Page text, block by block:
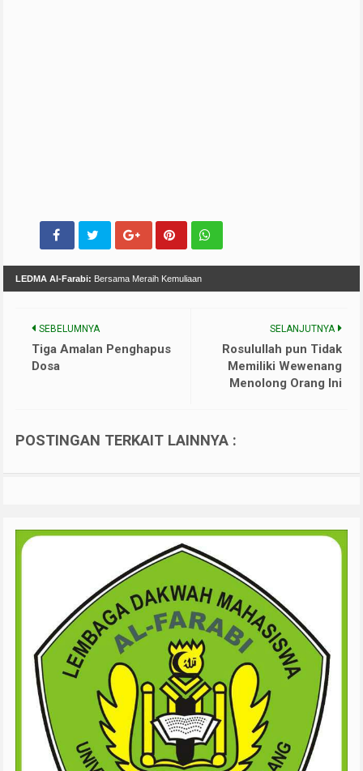
LEDMA Al-Farabi: Bersama Meraih Kemuliaan
SELANJUTNYA
Rosulullah pun Tidak
Memiliki Wewenang
Menolong Orang Ini
SEBELUMNYA
Tiga Amalan Penghapus
Dosa
POSTINGAN TERKAIT LAINNYA :